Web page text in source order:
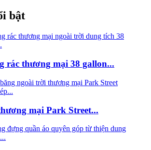
bật
rác thương mại 38 gallon...
mại Park Street...